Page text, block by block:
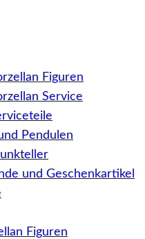
Figuren
Service
Pendulen
und Geschenkartikel
Figuren